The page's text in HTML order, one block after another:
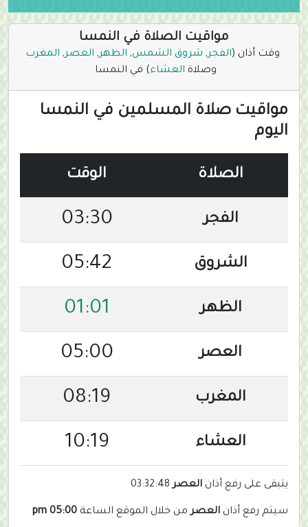
مواقيت الصلاة في النمسا
وقت أذان (الفجر, شروق الشمس, الظهر, العصر, المغرب
وصلاة العشاء) في النمسا
مواقيت صلاة المسلمين في النمسا
اليوم
الصلاة الوقت
الفجر 03:30
الشروق 05:42
الظهر 01:01
العصر 05:00
المغرب 08:19
العشاء 10:19
يتبقى على رفع أذان العصر 03:32:48
سيتم رفع أذان العصرمن خلال الموقع الساعة 05:00 pm